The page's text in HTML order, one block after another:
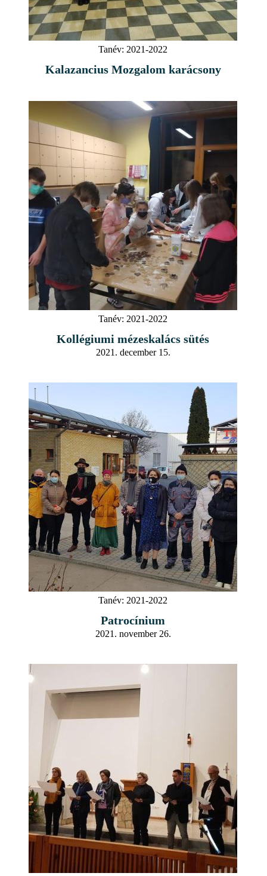
Tanév: 2021-2022
Kalazancius Mozgalom karácsony
Tanév: 2021-2022
Kollégiumi mézeskalács sütés
2021. december 15.
Tanév: 2021-2022
Patrocínium
2021. november 26.